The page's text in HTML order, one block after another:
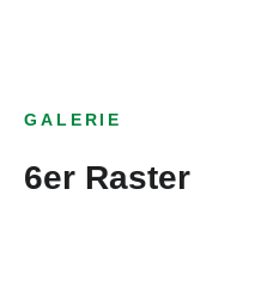
GALERIE
6er Raster